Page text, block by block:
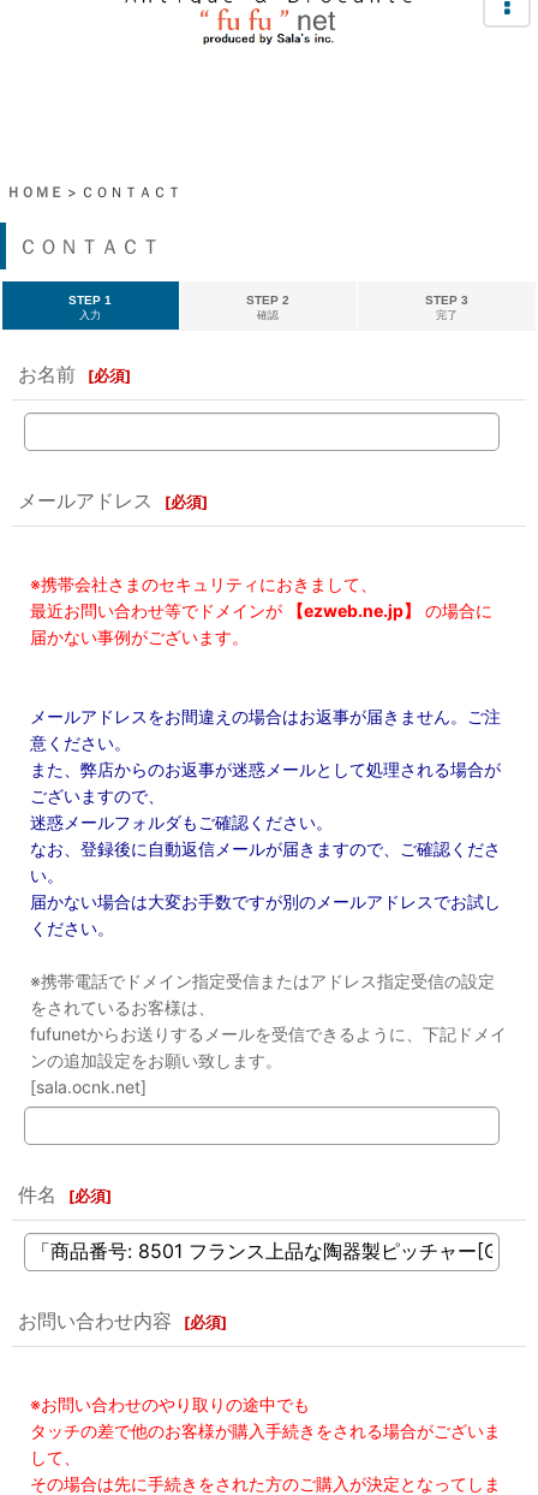
ＨＯＭＥ > ＣＯＮＴＡＣＴ
ＣＯＮＴＡＣＴ
STEP 1
入力
STEP 2
確認
STEP 3
完了
お名前 [必須]
メールアドレス [必須]
※携帯会社さまのセキュリティにおきまして、
最近お問い合わせ等でドメインが
【ezweb.ne.jp】
の場合に
届かない事例がございます。
メールアドレスをお間違えの場合はお返事が届きません。ご注
意ください。
また、弊店からのお返事が迷惑メールとして処理される場合が
ございますので、
迷惑メールフォルダもご確認ください。
なお、登録後に自動返信メールが届きますので、ご確認くださ
い。
届かない場合は大変お手数ですが別のメールアドレスでお試し
ください。
※携帯電話でドメイン指定受信またはアドレス指定受信の設定
をされているお客様は、
fufunetからお送りするメールを受信できるように、下記ドメイ
ンの追加設定をお願い致します。
[sala.ocnk.net]
件名 [必須]
お問い合わせ内容 [必須]
※お問い合わせのやり取りの途中でも
タッチの差で他のお客様が購入手続きをされる場合がございま
して、
その場合は先に手続きをされた方のご購入が決定となってしま